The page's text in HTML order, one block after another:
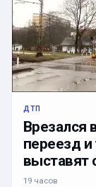
ДТП
Врезался
переезд и
выставят
19 часов